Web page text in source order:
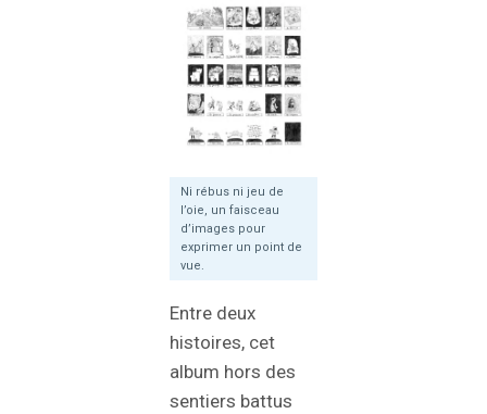
Ni rébus ni jeu de
l’oie, un faisceau
d’images pour
exprimer un point de
vue.
Entre deux
histoires, cet
album hors des
sentiers battus